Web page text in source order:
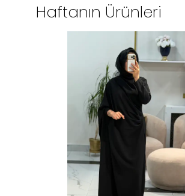
Haftanın Ürünleri